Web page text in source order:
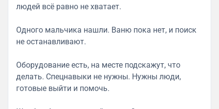
людей всё равно не хватает.
Одного мальчика нашли. Ваню пока нет, и поиск
не останавливают.
Оборудование есть, на месте подскажут, что
делать. Спецнавыки не нужны. Нужны люди,
готовые выйти и помочь.